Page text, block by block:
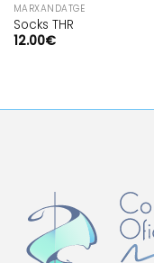
MARXANDATGE
Socks THR
12.00€